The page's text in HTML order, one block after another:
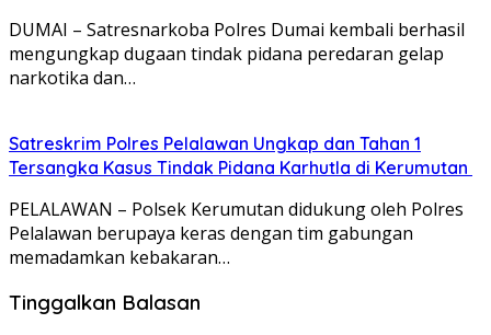
DUMAI – Satresnarkoba Polres Dumai kembali berhasil
mengungkap dugaan tindak pidana peredaran gelap
narkotika dan…
Satreskrim Polres Pelalawan Ungkap dan Tahan 1
Tersangka Kasus Tindak Pidana Karhutla di Kerumutan
PELALAWAN – Polsek Kerumutan didukung oleh Polres
Pelalawan berupaya keras dengan tim gabungan
memadamkan kebakaran…
Tinggalkan Balasan